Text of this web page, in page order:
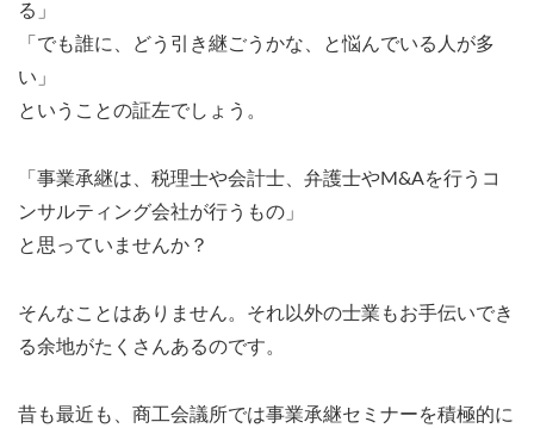
る」
「でも誰に、どう引き継ごうかな、と悩んでいる人が多
い」
ということの証左でしょう。
「事業承継は、税理士や会計士、弁護士やM&Aを行うコ
ンサルティング会社が行うもの」
と思っていませんか？
そんなことはありません。それ以外の士業もお手伝いでき
る余地がたくさんあるのです。
昔も最近も、商工会議所では事業承継セミナーを積極的に